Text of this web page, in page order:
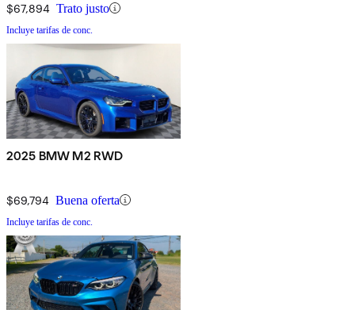
$67,894 Trato justo
Incluye tarifas de conc.
2025 BMW M2 RWD
$69,794 Buena oferta
Incluye tarifas de conc.